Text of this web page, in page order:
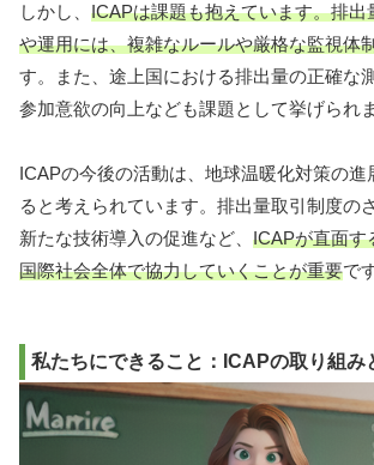
しかし、 ICAPは課題も抱えています。排出
や運用には、複雑なルールや厳格な監視体
す。また、途上国における排出量の正確な
参加意欲の向上なども課題として挙げられま
ICAPの今後の活動は、地球温暖化対策の進
ると考えられています。排出量取引制度の
新たな技術導入の促進など、 ICAPが直面す
国際社会全体で協力していくことが重要で
私たちにできること：ICAPの取り組み